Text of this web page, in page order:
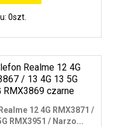
0szt.
12 4G RMX3871 /
RMX3951 / Narzo...